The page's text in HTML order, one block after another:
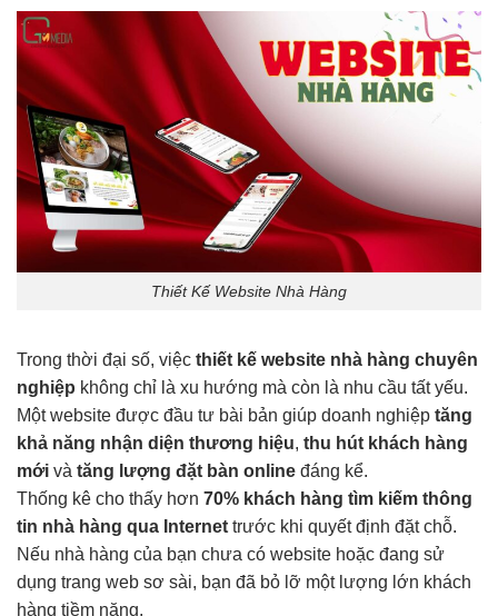
Thiết Kế Website Nhà Hàng
Trong thời đại số, việc thiết kế website nhà hàng chuyên
nghiệp không chỉ là xu hướng mà còn là nhu cầu tất yếu.
Một website được đầu tư bài bản giúp doanh nghiệp tăng
khả năng nhận diện thương hiệu, thu hút khách hàng
mới và tăng lượng đặt bàn online đáng kể.
Thống kê cho thấy hơn 70% khách hàng tìm kiếm thông
tin nhà hàng qua Internet trước khi quyết định đặt chỗ.
Nếu nhà hàng của bạn chưa có website hoặc đang sử
dụng trang web sơ sài, bạn đã bỏ lỡ một lượng lớn khách
hàng tiềm năng.